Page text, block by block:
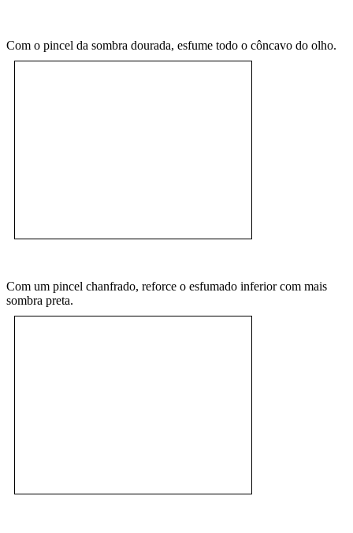
Com o pincel da sombra dourada, esfume todo o côncavo do olho.
Com um pincel chanfrado, reforce o esfumado inferior com mais
sombra preta.